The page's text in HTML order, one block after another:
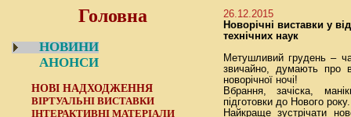
Головна
НОВИНИ
АНОНСИ
НОВІ НАДХОДЖЕННЯ
ВІРТУАЛЬНІ ВИСТАВКИ
ІНТЕРАКТИВНІ МАТЕРІАЛИ
26.12.2015
Новорічні виставки у
технічних наук
Метушливий грудень –
звичайно, думають про
новорічної ночі!
Вбрання, зачіска,
підготовки до Нового року.
Найкраще зустрічати